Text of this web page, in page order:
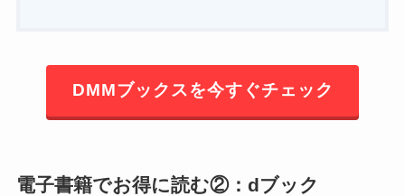
DMMブックスを今すぐチェック
電子書籍でお得に読む②：dブック